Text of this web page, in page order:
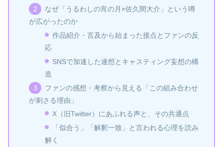
なぜ「うるわしの宵の月×佐久間大介」という噂
が広がったのか
作品紹介・言及から始まった接点とファンの反
応
SNSで加速した連想とキャスティング妄想の構
造
ファンの感想・考察から見える「この組み合わせ
が刺さる理由」
X（旧Twitter）にあふれる声と、その共通点
「似合う」「解釈一致」と言われる心理を読み
解く